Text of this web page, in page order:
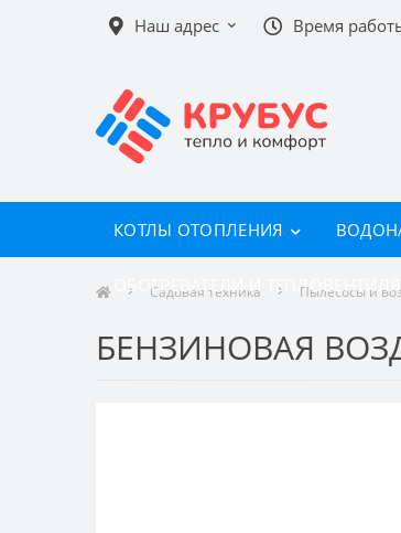
Наш адрес Время
КОТЛЫ ОТОПЛЕНИЯ
ОБОГРЕВАТЕЛИ И
Садовая техника Пылесосы и
БЕНЗИНОВАЯ